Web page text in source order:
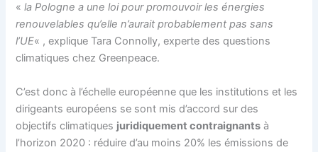
«la Pologne a une loi pour promouvoir les énergies
renouvelables qu’elle n’aurait probablement pas sans
l’UE« , explique Tara Connolly, experte des questions
climatiques chez Greenpeace.
C’est donc à l’échelle européenne que les institutions et les
dirigeants européens se sont mis d’accord sur des
objectifs climatiques juridiquement contraignants à
l’horizon 2020 : réduire d’au moins 20% les émissions de